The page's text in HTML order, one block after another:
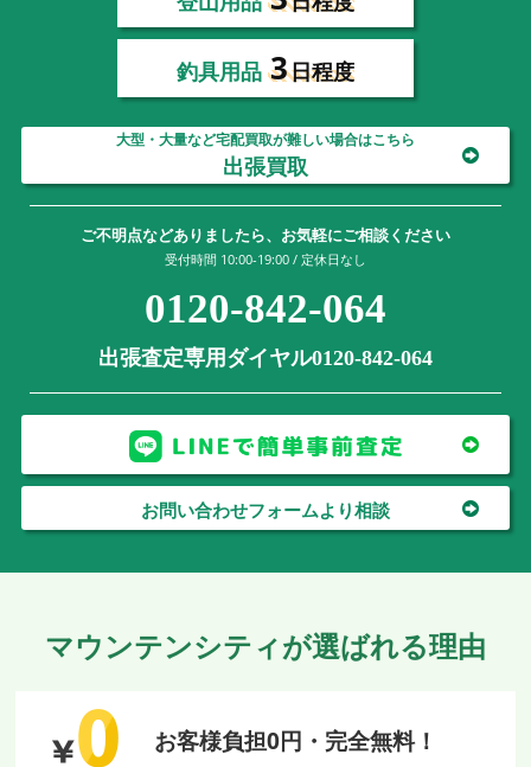
釣具用品 3日程度
大型・大量など宅配買取が難しい場合はこちら
出張買取
ご不明点などありましたら、お気軽にご相談ください
受付時間 10:00-19:00 / 定休日なし
0120-842-064
出張査定専用ダイヤル0120-842-064
お問い合わせフォームより相談
マウンテンシティが選ばれる理由
お客様負担0円・ 完全無料！